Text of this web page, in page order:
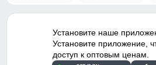
Установите наше
Установите приложение,
доступ к оптовым ценам.